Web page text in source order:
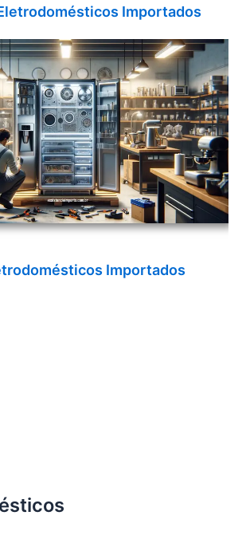
Importados
Importados